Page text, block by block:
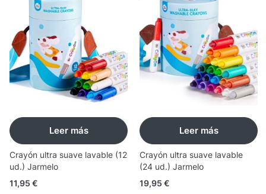
Leer más
Crayón ultra suave lavable (12
ud.) Jarmelo
11,95 €
Leer más
Crayón ultra suave lavable
(24 ud.) Jarmelo
19,95 €